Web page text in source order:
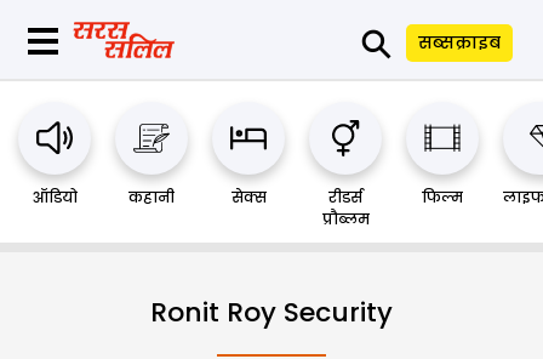
⚲ सब्सक्राइब
ऑडियो कहानी सेक्स
रीडर्स
प्रौब्लम
फिल्म
Ronit Roy Security